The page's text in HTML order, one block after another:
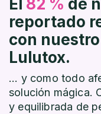
El 82 % de
reportado
con
Lulutox.
... y como todo
solución mágica.
y equilibrada de